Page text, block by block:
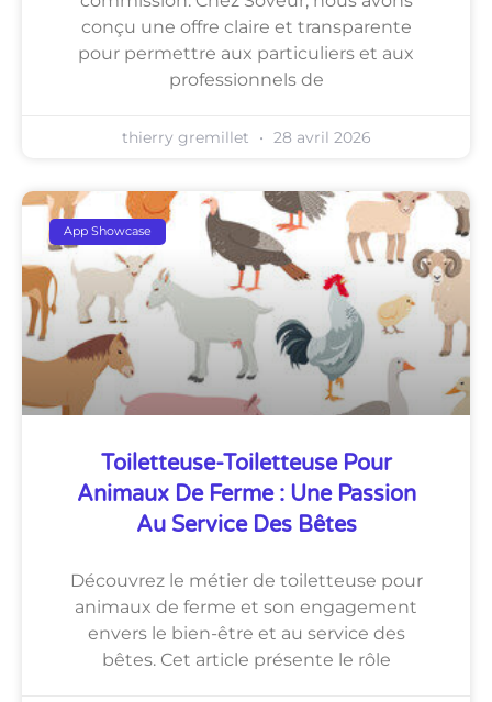
conçu une offre claire et transparente
pour permettre aux particuliers et aux
professionnels de
thierry gremillet 28 avril 2026
App Showcase
Toiletteuse-Toiletteuse Pour
Animaux De Ferme : Une Passion
Au Service Des Bêtes
Découvrez le métier de toiletteuse pour
animaux de ferme et son engagement
envers le bien-être et au service des
bêtes. Cet article présente le rôle